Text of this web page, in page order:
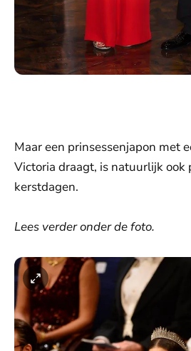
Maar een prinsessenjapon met
Victoria draagt, is natuurlijk ook
kerstdagen.
Lees verder onder de foto.